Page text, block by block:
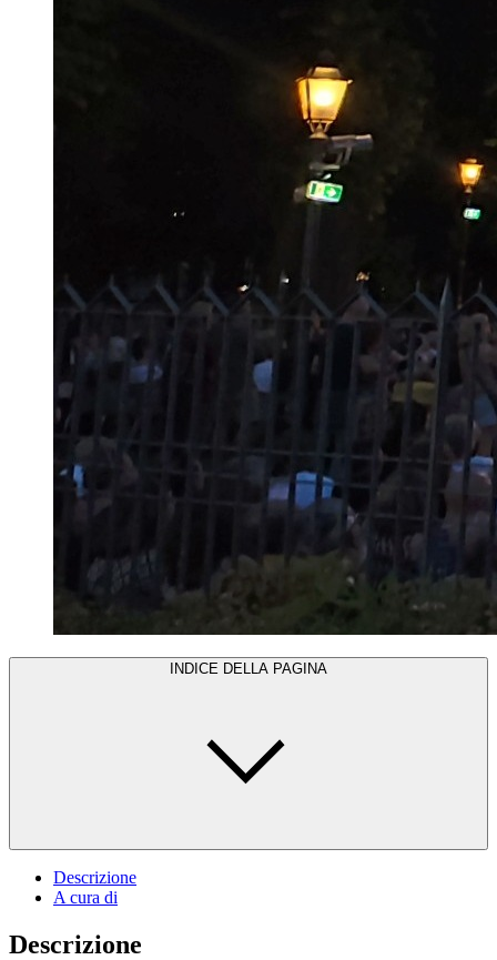
INDICE DELLA PAGINA
Descrizione
A cura di
Descrizione